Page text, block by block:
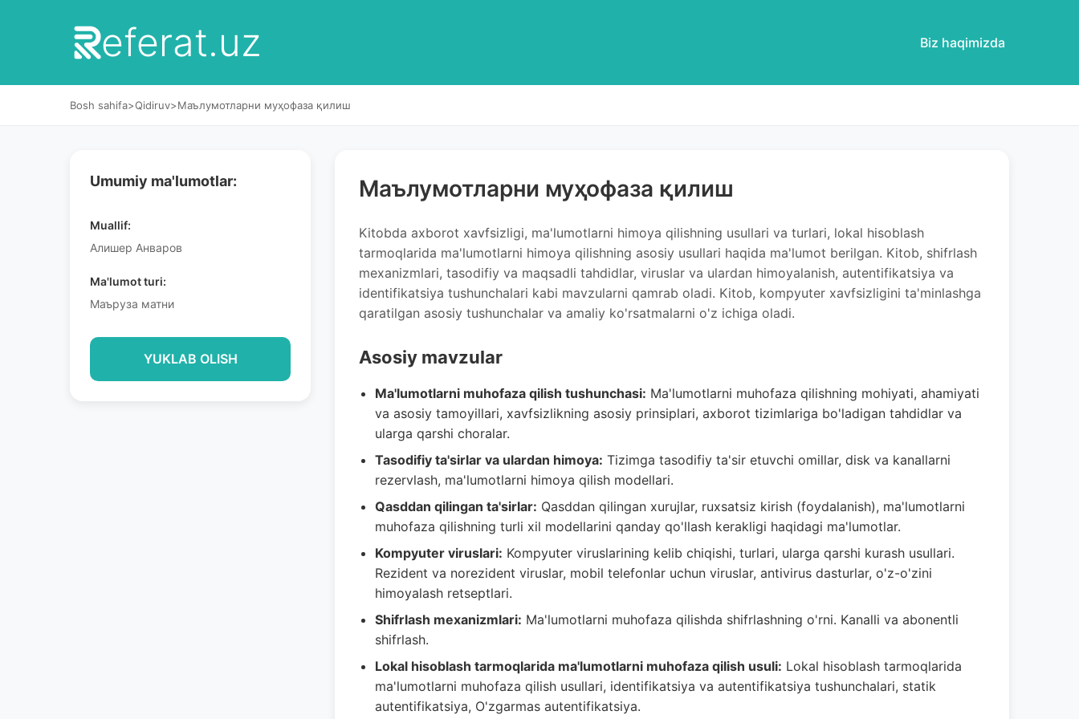
eferat.uz Biz haqimizda
Bosh sahifa>Qidiruv>Маълумотларни муҳофаза қилиш
Umumiy ma'lumotlar:
Muallif:
Алишер Анваров
Ma'lumot turi:
Маъруза матни
YUKLAB OLISH
Маълумотларни муҳофаза қилиш
Kitobda axborot xavfsizligi, ma'lumotlarni himoya qilishning usullari va turlari, lokal hisoblash
tarmoqlarida ma'lumotlarni himoya qilishning asosiy usullari haqida ma'lumot berilgan. Kitob, shifrlash
mexanizmlari, tasodifiy va maqsadli tahdidlar, viruslar va ulardan himoyalanish, autentifikatsiya va
identifikatsiya tushunchalari kabi mavzularni qamrab oladi. Kitob, kompyuter xavfsizligini ta'minlashga
qaratilgan asosiy tushunchalar va amaliy ko'rsatmalarni o'z ichiga oladi.
Asosiy mavzular
Ma'lumotlarni muhofaza qilish tushunchasi: Ma'lumotlarni muhofaza qilishning mohiyati, ahamiyati
va asosiy tamoyillari, xavfsizlikning asosiy prinsiplari, axborot tizimlariga bo'ladigan tahdidlar va
ularga qarshi choralar.
Tasodifiy ta'sirlar va ulardan himoya: Tizimga tasodifiy ta'sir etuvchi omillar, disk va kanallarni
rezervlash, ma'lumotlarni himoya qilish modellari.
Qasddan qilingan ta'sirlar: Qasddan qilingan xurujlar, ruxsatsiz kirish (foydalanish), ma'lumotlarni
muhofaza qilishning turli xil modellarini qanday qo'llash kerakligi haqidagi ma'lumotlar.
Kompyuter viruslari: Kompyuter viruslarining kelib chiqishi, turlari, ularga qarshi kurash usullari.
Rezident va norezident viruslar, mobil telefonlar uchun viruslar, antivirus dasturlar, o'z-o'zini
himoyalash retseptlari.
Shifrlash mexanizmlari: Ma'lumotlarni muhofaza qilishda shifrlashning o'rni. Kanalli va abonentli
shifrlash.
Lokal hisoblash tarmoqlarida ma'lumotlarni muhofaza qilish usuli: Lokal hisoblash tarmoqlarida
ma'lumotlarni muhofaza qilish usullari, identifikatsiya va autentifikatsiya tushunchalari, statik
autentifikatsiya, O'zgarmas autentifikatsiya.